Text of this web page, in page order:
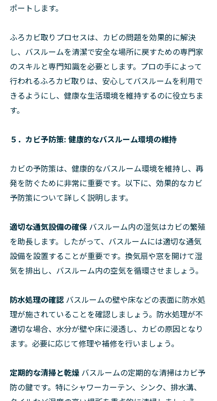
ポートします。
ふろカビ取りプロセスは、カビの問題を効果的に解決
し、バスルームを清潔で安全な場所に戻すための専門家
のスキルと専門知識を必要とします。プロの手によって
行われるふろカビ取りは、安心してバスルームを利用で
きるようにし、健康な生活環境を維持するのに役立ちま
す。
５．カビ予防策: 健康的なバスルーム環境の維持
カビの予防策は、健康的なバスルーム環境を維持し、再
発を防ぐために非常に重要です。以下に、効果的なカビ
予防策について詳しく説明します。
適切な通気設備の確保 バスルーム内の湿気はカビの繁殖
を助長します。したがって、バスルームには適切な通気
設備を設置することが重要です。換気扇や窓を開けて湿
気を排出し、バスルーム内の空気を循環させましょう。
防水処理の確認 バスルームの壁や床などの表面に防水処
理が施されていることを確認しましょう。防水処理が不
適切な場合、水分が壁や床に浸透し、カビの原因となり
ます。必要に応じて修理や補修を行いましょう。
定期的な清掃と乾燥 バスルームの定期的な清掃はカビ予
防の鍵です。特にシャワーカーテン、シンク、排水溝、